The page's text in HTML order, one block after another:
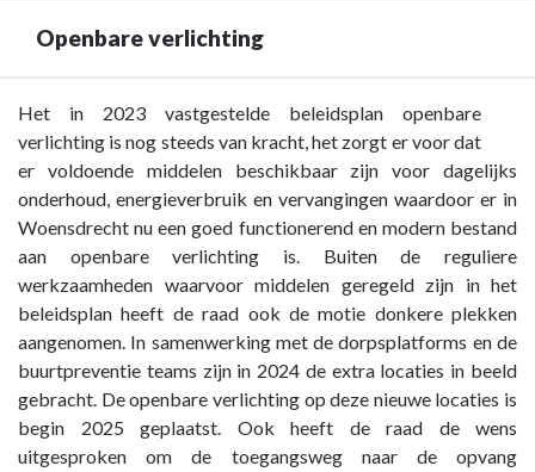
Openbare verlichting
Terug
naar
navigatie
Paragraaf
Onderhoud
kapitaalgoederen
Openbare
verlichting
Het in 2023 vastgestelde beleidsplan openbare
verlichting is nog steeds van kracht, het zorgt er voor dat
er voldoende middelen beschikbaar zijn voor dagelijks
onderhoud, energieverbruik en vervangingen waardoor er in
Woensdrecht nu een goed functionerend en modern bestand
aan openbare verlichting is. Buiten de reguliere
werkzaamheden waarvoor middelen geregeld zijn in het
beleidsplan heeft de raad ook de motie donkere plekken
aangenomen. In samenwerking met de dorpsplatforms en de
buurtpreventie teams zijn in 2024 de extra locaties in beeld
gebracht. De openbare verlichting op deze nieuwe locaties is
begin 2025 geplaatst. Ook heeft de raad de wens
uitgesproken om de toegangsweg naar de opvang